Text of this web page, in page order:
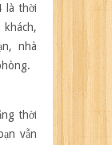
là thời
nhà
thời
vẫn